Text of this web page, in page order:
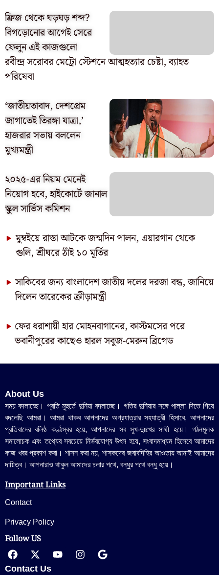
ফ্রিজ থেকে ঘড়ঘড় শব্দ?
বিগড়োনোর আগেই সেরে
ফেলুন এই কাজগুলো
রবীন্দ্র সরোবর মেট্রো স্টেশনে আত্মহত্যার চেষ্টা, ব্যাহত
পরিষেবা
‘জাতীয়তাবাদ, দেশপ্রেম
জাগাতেই তিরঙ্গা যাত্রা,’
হাজরার সভায় বললেন
মুখ্যমন্ত্রী
২০২৫-এর নিয়ম মেনেই
নিয়োগ হবে, হাইকোর্টে জানাল
স্কুল সার্ভিস কমিশন
মুম্বইয়ে রাস্তা আটকে জন্মদিন পালন, এয়ারগান থেকে
গুলি, শ্রীঘরে ঠাঁই ১০ মূর্তির
সাকিবের জন্য বাংলাদেশ জাতীয় দলের দরজা বন্ধ, জানিয়ে
দিলেন তারেকের ক্রীড়ামন্ত্রী
ফের ধরাশায়ী হার মোহনবাগানের, কাস্টমসের পরে
ভবানীপুরের কাছেও হারল সবুজ-মেরুন ব্রিগেড
About Us
সময় বদলাচ্ছে। প্রতি মুহুর্তে দুনিয়া বদলাচ্ছে। গতির দুনিয়ার সঙ্গে পাল্লা দিতে গিয়ে
বদলেছি আমরা। আমরা থাকব আপনাদের অগ্রযাত্রার সহযাত্রী হিসাবে, আপনাদের
প্রতিবাদের বলিষ্ঠ কণ্ঠস্বর হয়ে, আপনাদের সব সুখ-দুঃখের সাথী হয়ে। গঠনমূলক
সমালোচক এবং তথ্যের সবচেয়ে নির্ভরযোগ্য উ‍ৎস হয়ে, সংবাদমাধ্যম হিসেবে আমাদের
কাজ খবর প্রকাশ করা। শাসন করা নয়, শাসকদের জবাবদিহির আওতায় আনাই আমাদের
দায়িত্ব। আপনারাও থাকুন আমাদের চলার পথে, বন্ধুর পথে বন্ধু হয়ে।
Important Links
Contact
Privacy Policy
Follow US
Contact Us